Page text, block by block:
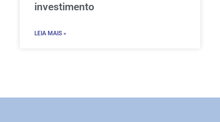
investimento
LEIA MAIS »